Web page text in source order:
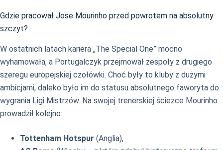
Gdzie pracował Jose Mourinho przed powrotem na absolutny
szczyt?
W ostatnich latach kariera „The Special One” mocno
wyhamowała, a Portugalczyk przejmował zespoły z drugiego
szeregu europejskiej czołówki. Choć były to kluby z dużymi
ambicjami, daleko było im do statusu absolutnego faworyta do
wygrania Ligi Mistrzów. Na swojej trenerskiej ścieżce Mourinho
prowadził kolejno:
Tottenham Hotspur (Anglia),